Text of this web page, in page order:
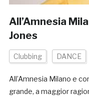
All’Amnesia
Jones
Clubbing DANCE
All’Amnesia Milano e
grande, a maggior